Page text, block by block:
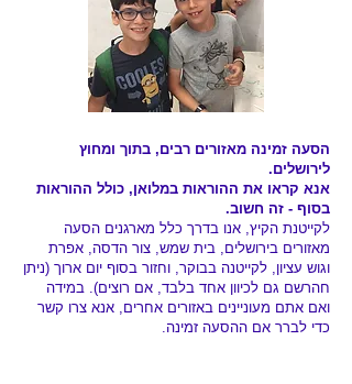
הסעה זמינה מאזורים רבים, בתוך ומחוץ
לירושלים.
אנא קראו את ההוראות במלואן, כולל ההוראות
בסוף - זה חשוב.
לקייטנת הקיץ, אנו בדרך כלל מארגנים הסעה
מאזורים בירושלים, בית שמש, צור הדסה, אפרת
וגוש עציון, לקייטנה בבוקר, וחזור בסוף יום ארוך (ניתן
חהרשם גם לכיוון אחד בלבד, אם רוצים). במידה
ואם אתם מעוניינים באזורים אחרים, אנא צרו קשר
כדי לברר אם ההסעה זמינה.